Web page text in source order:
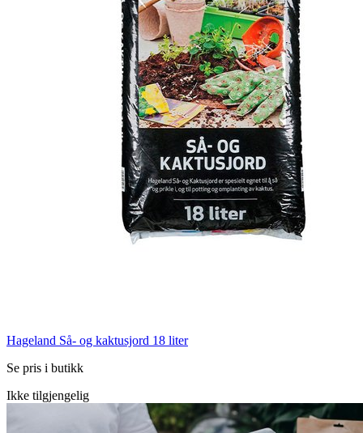
Hageland Så- og kaktusjord 18 liter
Se pris i butikk
Ikke tilgjengelig